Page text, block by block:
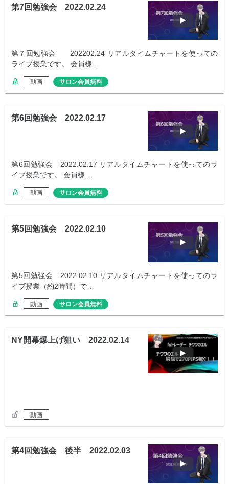
第7回勉強会 2022.02.24
第７回勉強会 202202.24 リアルタイムチャートを使っての
ライブ授業です。 会員様…
動画 サロン会員無料
第6回勉強会 2022.02.17
第6回勉強会 2022.02.17 リアルタイムチャートを使ってのラ
イブ授業です。 会員様…
動画 サロン会員無料
第5回勉強会 2022.02.10
第5回勉強会 2022.02.10 リアルタイムチャートを使ってのラ
イブ授業（約2時間）で…
動画 サロン会員無料
NY開幕爆上げ狙い 2022.02.14
動画
第4回勉強会 後半 2022.02.03